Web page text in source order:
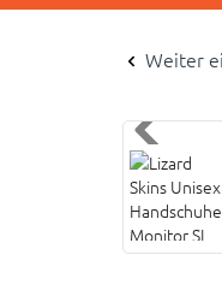
Weiter